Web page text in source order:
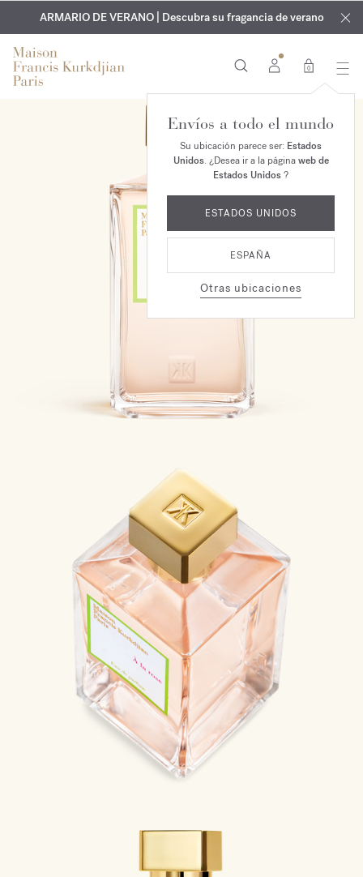
EXCLUSIVO | Descubra la nueva fragancia OUD
velvet mood
en su pedido*
GRABADO GRATUITO | En todas las fragancias y aceites
corporales hasta el 9 de agosto
ARMARIO DE VERANO | Descubra su fragancia de verano
0
Envíos a todo el mundo
Su ubicación parece ser: Estados
Unidos. ¿Desea ir a la páginaweb de
Estados Unidos?
ESTADOS UNIDOS
ESPAÑA
Otras ubicaciones